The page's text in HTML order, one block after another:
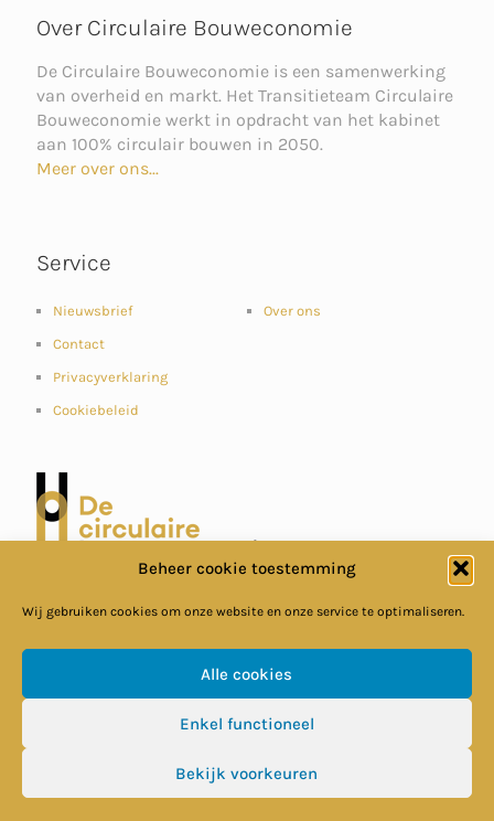
Beheer cookie toestemming
Wij gebruiken cookies om onze website en onze service te optimaliseren.
Alle cookies
Enkel functioneel
Bekijk voorkeuren
Over Circulaire Bouweconomie
De Circulaire Bouweconomie is een samenwerking
van overheid en markt. Het Transitieteam Circulaire
Bouweconomie werkt in opdracht van het kabinet
aan 100% circulair bouwen in 2050.
Meer over ons...
Service
Nieuwsbrief
Contact
Privacyverklaring
Cookiebeleid
Over ons